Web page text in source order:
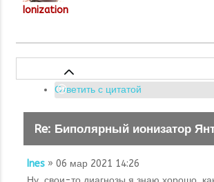
Ionization
Ответить с цитатой
Re: Биполярный ионизатор
Ines » 06 мар 2021 14:26